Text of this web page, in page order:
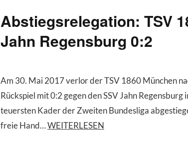
Abstiegsrelegation: TSV
Jahn Regensburg 0:2
Am 30. Mai 2017 verlor der TSV 1860 München
Rückspiel mit 0:2 gegen den SSV Jahn
teuersten Kader der Zweiten Bundesliga
freie Hand…WEITERLESEN